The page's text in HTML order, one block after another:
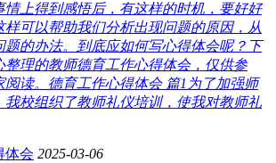
情上得到感悟后，有这样的时机，要好好
样可以帮助我们分析出现问题的原因，从
题的办法。到底应如何写心得体会呢？下
整理的教师德育工作心得体会，仅供参
阅读。德育工作心得体会 篇1为了加强师
我校组织了教师礼仪培训，使我对教师礼
体会 2025-03-06